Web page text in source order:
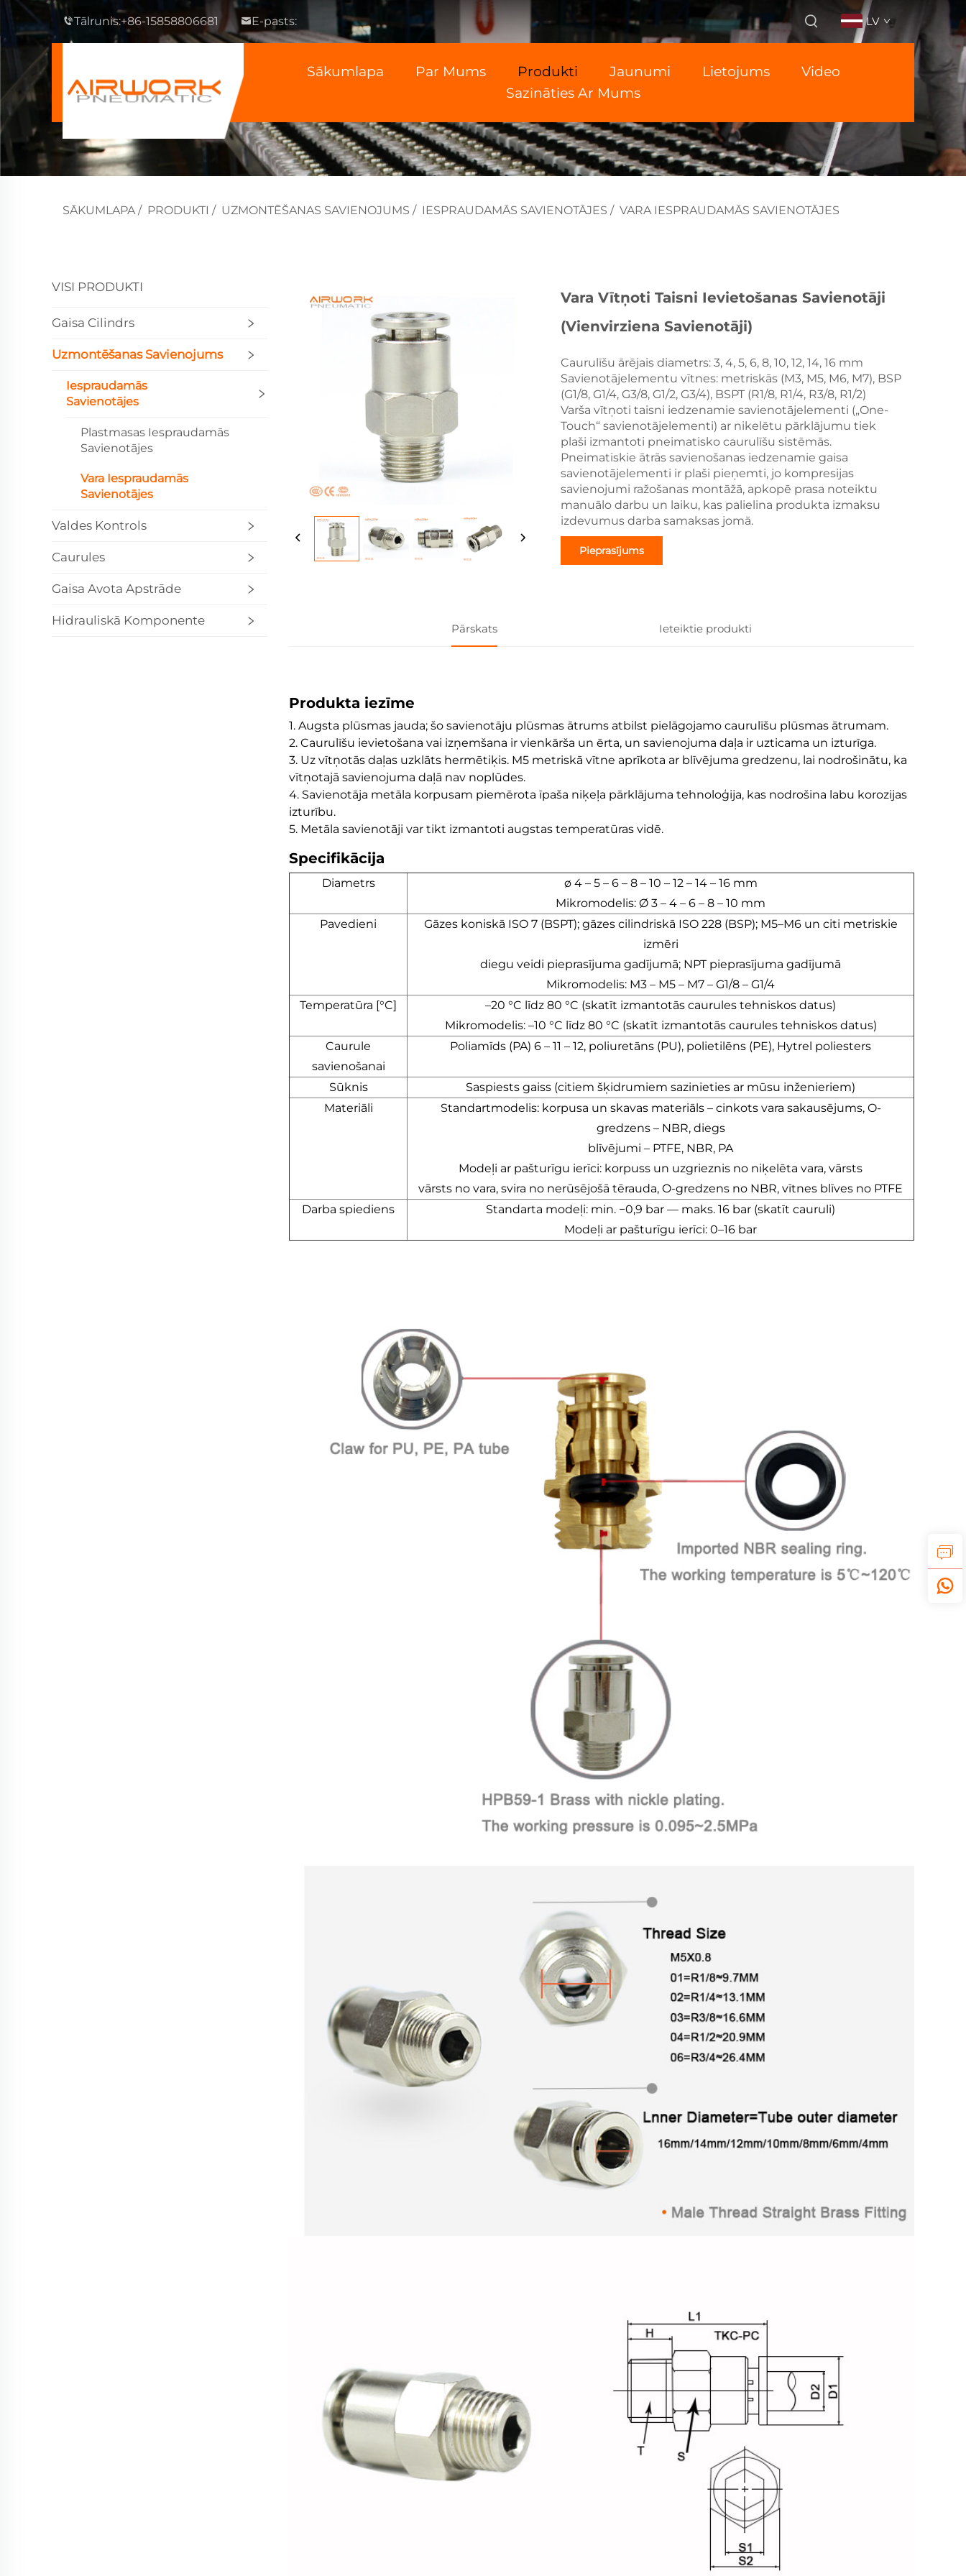
Tālrunis:+86-15858806681 E-pasts: LV
Sākumlapa Par Mums Produkti Jaunumi Lietojums
Video
Sazināties Ar Mums
SĀKUMLAPA/ PRODUKTI / UZMONTĒŠANAS SAVIENOJUMS / IESPRAUDAMĀS SAVIENOTĀJES / VARA IESPRAUDAMĀS SAVIENOTĀJES
VISI PRODUKTI
Gaisa Cilindrs
Uzmontēšanas Savienojums
Iespraudamās
Savienotājes
Plastmasas Iespraudamās
Savienotājes
Vara Iespraudamās
Savienotājes
Valdes Kontrols
Caurules
Gaisa Avota Apstrāde
Hidrauliskā Komponente
Vara Vītņoti Taisni Ievietošanas Savienotāji
(vienvirziena Savienotāji)
Caurulīšu ārējais diametrs: 3, 4, 5, 6, 8, 10, 12, 14, 16 mm
Savienotājelementu vītnes: metriskās (M3, M5, M6, M7), BSP
(G1/8, G1/4, G3/8, G1/2, G3/4), BSPT (R1/8, R1/4, R3/8, R1/2)
Varša vītņoti taisni iedzenamie savienotājelementi („One-
Touch“ savienotājelementi) ar nikelētu pārklājumu tiek
plaši izmantoti pneimatisko caurulīšu sistēmās.
Pneimatiskie ātrās savienošanas iedzenamie gaisa
savienotājelementi ir plaši pieņemti, jo kompresijas
savienojumi ražošanas montāžā, apkopē prasa noteiktu
manuālo darbu un laiku, kas palielina produkta izmaksu
izdevumus darba samaksas jomā.
Pieprasījums
Pārskats Ieteiktie produkti
Produkta iezīme
1. Augsta plūsmas jauda; šo savienotāju plūsmas ātrums atbilst pielāgojamo caurulīšu plūsmas ātrumam.
2. Caurulīšu ievietošana vai izņemšana ir vienkārša un ērta, un savienojuma daļa ir uzticama un izturīga.
3. Uz vītņotās daļas uzklāts hermētiķis. M5 metriskā vītne aprīkota ar blīvējuma gredzenu, lai nodrošinātu, ka
vītņotajā savienojuma daļā nav noplūdes.
4. Savienotāja metāla korpusam piemērota īpaša niķeļa pārklājuma tehnoloģija, kas nodrošina labu korozijas
izturību.
5. Metāla savienotāji var tikt izmantoti augstas temperatūras vidē.
Specifikācija
Diametrs
ø 4 – 5 – 6 – 8 – 10 – 12 – 14 – 16 mm
Mikromodelis: Ø 3 – 4 – 6 – 8 – 10 mm
Pavedieni
Gāzes koniskā ISO 7 (BSPT); gāzes cilindriskā ISO 228 (BSP); M5–M6 un citi metriskie
izmēri
diegu veidi pieprasījuma gadījumā; NPT pieprasījuma gadījumā
Mikromodelis: M3 – M5 – M7 – G1/8 – G1/4
Temperatūra [°C]
–20 °C līdz 80 °C (skatīt izmantotās caurules tehniskos datus)
Mikromodelis: –10 °C līdz 80 °C (skatīt izmantotās caurules tehniskos datus)
Caurule
savienošanai
Poliamīds (PA) 6 – 11 – 12, poliuretāns (PU), polietilēns (PE), Hytrel poliesters
Sūknis
Saspiests gaiss (citiem šķidrumiem sazinieties ar mūsu inženieriem)
Materiāli
Standartmodelis: korpusa un skavas materiāls – cinkots vara sakausējums, O-
gredzens – NBR, diegs
blīvējumi – PTFE, NBR, PA
Modeļi ar pašturīgu ierīci: korpuss un uzgrieznis no niķelēta vara, vārsts
vārsts no vara, svira no nerūsējošā tērauda, O-gredzens no NBR, vītnes blīves no PTFE
Darba spiediens
Standarta modeļi: min. −0,9 bar — maks. 16 bar (skatīt cauruli)
Modeļi ar pašturīgu ierīci: 0–16 bar